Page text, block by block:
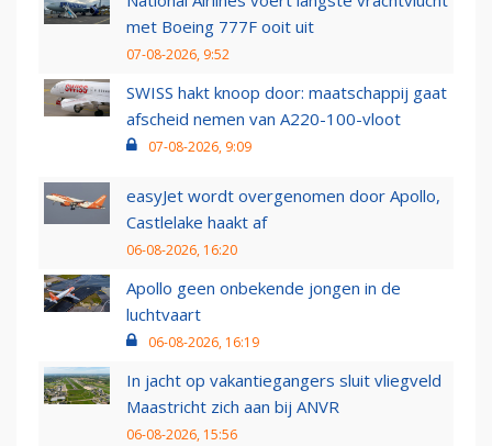
met Boeing 777F ooit uit
07-08-2026, 9:52
SWISS hakt knoop door: maatschappij gaat
afscheid nemen van A220-100-vloot
07-08-2026, 9:09
easyJet wordt overgenomen door Apollo,
Castlelake haakt af
06-08-2026, 16:20
Apollo geen onbekende jongen in de
luchtvaart
06-08-2026, 16:19
In jacht op vakantiegangers sluit vliegveld
Maastricht zich aan bij ANVR
06-08-2026, 15:56